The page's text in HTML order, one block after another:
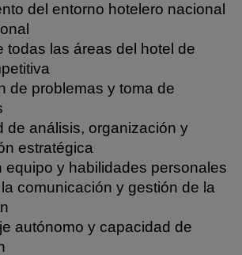
del entorno hotelero nacional
todas las áreas del hotel de
de problemas y toma de
de análisis, organización y
estratégica
equipo y habilidades personales
comunicación y gestión de la
autónomo y capacidad de